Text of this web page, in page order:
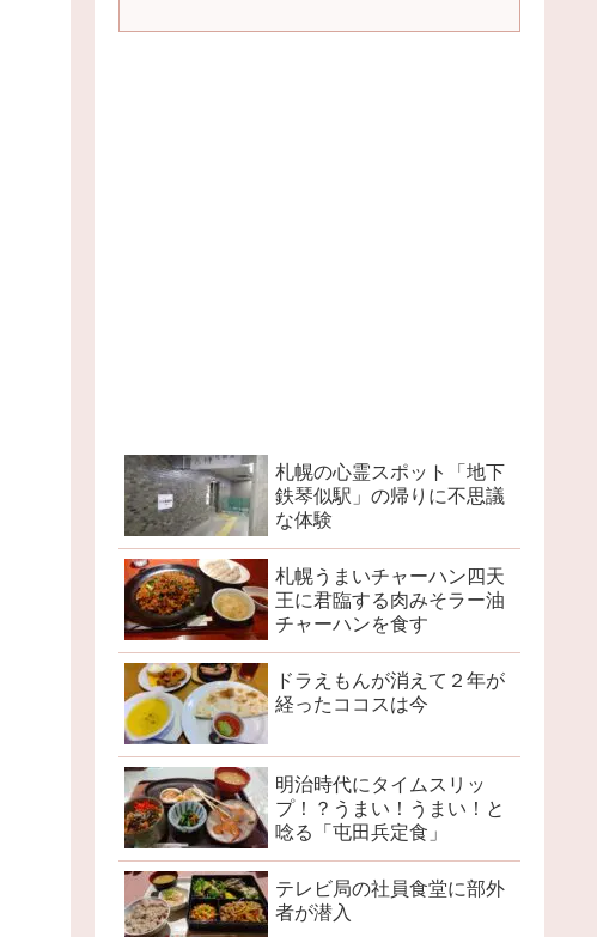
札幌の心霊スポット「地下
鉄琴似駅」の帰りに不思議
な体験
札幌うまいチャーハン四天
王に君臨する肉みそラー油
チャーハンを食す
ドラえもんが消えて２年が
経ったココスは今
明治時代にタイムスリッ
プ！？うまい！うまい！と
唸る「屯田兵定食」
テレビ局の社員食堂に部外
者が潜入